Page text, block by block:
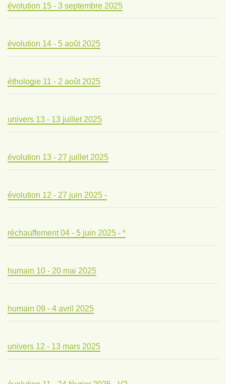
évolution 15 - 3 septembre 2025
évolution 14 - 5 août 2025
éthologie 11 - 2 août 2025
univers 13 - 13 juillet 2025
évolution 13 - 27 juillet 2025
évolution 12 - 27 juin 2025 -
réchauffement 04 - 5 juin 2025 - *
humain 10 - 20 mai 2025
humain 09 - 4 avril 2025
univers 12 - 13 mars 2025